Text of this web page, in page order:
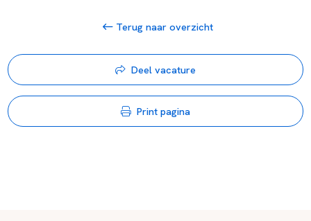
Terug naar overzicht
Deel vacature
Print pagina